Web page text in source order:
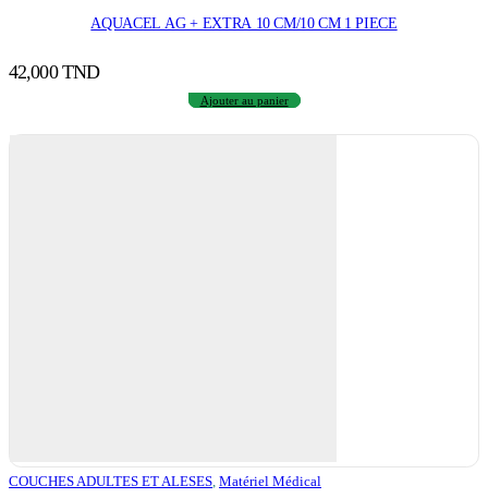
AQUACEL AG + EXTRA 10 CM/10 CM 1 PIECE
42,000TND
Ajouter au panier
COUCHES ADULTES ET ALESES, Matériel Médical